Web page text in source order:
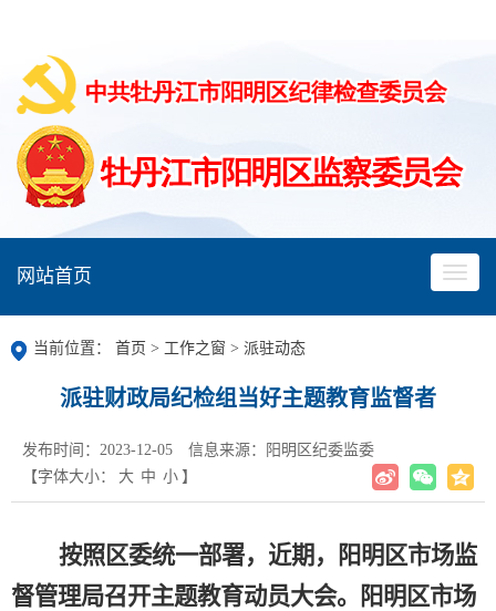
网站首页
当前位置： 首页 > 工作之窗 > 派驻动态
派驻财政局纪检组当好主题教育监督者
发布时间：2023-12-05
信息来源：阳明区纪委监委
【字体大小：
大 中 小 】
按照区委统一部署， 近期，
阳明区市场监
督管理局召开主题教育动员大会。
阳明区市场